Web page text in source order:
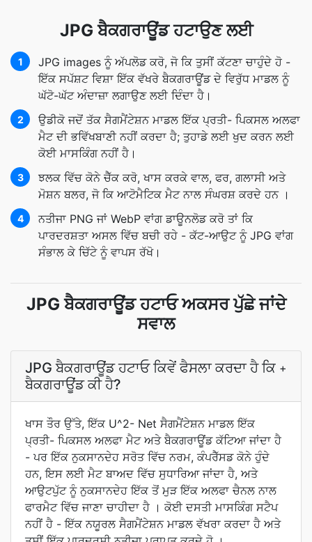
JPG ਬੈਕਗਰਾਊਂਡ ਹਟਾਉਣ ਲਈ
1
JPG images ਨੂੰ ਅੱਪਲੋਡ ਕਰੋ, ਜੋ ਕਿ ਤੁਸੀਂ ਕੱਟਣਾ ਚਾਹੁੰਦੇ ਹੋ -
ਇੱਕ ਸਪੱਸ਼ਟ ਵਿਸ਼ਾ ਇੱਕ ਵੱਖਰੇ ਬੈਕਗਰਾਊਂਡ ਦੇ ਵਿਰੁੱਧ ਮਾਡਲ ਨੂੰ
ਘੱਟੋ-ਘੱਟ ਅੰਦਾਜ਼ਾ ਲਗਾਉਣ ਲਈ ਦਿੰਦਾ ਹੈ।
2
ਉਡੀਕੋ ਜਦੋਂ ਤੱਕ ਸੈਗਮੈਂਟੇਸ਼ਨ ਮਾਡਲ ਇੱਕ ਪ੍ਰਤੀ- ਪਿਕਸਲ ਅਲਫਾ
ਮੈਟ ਦੀ ਭਵਿੱਖਬਾਣੀ ਨਹੀਂ ਕਰਦਾ ਹੈ; ਤੁਹਾਡੇ ਲਈ ਖੁਦ ਕਰਨ ਲਈ
ਕੋਈ ਮਾਸਕਿੰਗ ਨਹੀਂ ਹੈ।
3
ਝਲਕ ਵਿੱਚ ਕੋਨੇ ਚੈੱਕ ਕਰੋ, ਖਾਸ ਕਰਕੇ ਵਾਲ, ਫਰ, ਗਲਾਸੀ ਅਤੇ
ਮੋਸ਼ਨ ਬਲਰ, ਜੋ ਕਿ ਆਟੋਮੈਟਿਕ ਮੈਟ ਨਾਲ ਸੰਘਰਸ਼ ਕਰਦੇ ਹਨ ।
4
ਨਤੀਜਾ PNG ਜਾਂ WebP ਵਾਂਗ ਡਾਊਨਲੋਡ ਕਰੋ ਤਾਂ ਕਿ
ਪਾਰਦਰਸ਼ਤਾ ਅਸਲ ਵਿੱਚ ਬਚੀ ਰਹੇ - ਕੱਟ-ਆਉਟ ਨੂੰ JPG ਵਾਂਗ
ਸੰਭਾਲ ਕੇ ਚਿੱਟੇ ਨੂੰ ਵਾਪਸ ਰੱਖੋ।
JPG ਬੈਕਗਰਾਊਂਡ ਹਟਾਓ ਅਕਸਰ ਪੁੱਛੇ ਜਾਂਦੇ
ਸਵਾਲ
JPG ਬੈਕਗਰਾਊਂਡ ਹਟਾਓ ਕਿਵੇਂ ਫੈਸਲਾ ਕਰਦਾ ਹੈ ਕਿ
ਬੈਕਗਰਾਊਂਡ ਕੀ ਹੈ?
+
ਖਾਸ ਤੌਰ ਉੱਤੇ, ਇੱਕ U^2- Net ਸੈਗਮੈਂਟੇਸ਼ਨ ਮਾਡਲ ਇੱਕ
ਪ੍ਰਤੀ- ਪਿਕਸਲ ਅਲਫਾ ਮੈਟ ਅਤੇ ਬੈਕਗਰਾਊਂਡ ਕੱਟਿਆ ਜਾਂਦਾ ਹੈ
- ਪਰ ਇੱਕ ਨੁਕਸਾਨਦੇਹ ਸਰੋਤ ਵਿੱਚ ਨਰਮ, ਕੰਪਰੈੱਸਡ ਕੋਨੇ ਹੁੰਦੇ
ਹਨ, ਇਸ ਲਈ ਮੈਟ ਬਾਅਦ ਵਿੱਚ ਸੁਧਾਰਿਆ ਜਾਂਦਾ ਹੈ, ਅਤੇ
ਆਉਟਪੁੱਟ ਨੂੰ ਨੁਕਸਾਨਦੇਹ ਇੱਕ ਤੋਂ ਮੁੜ ਇੱਕ ਅਲਫਾ ਚੈਨਲ ਨਾਲ
ਫਾਰਮੈਟ ਵਿੱਚ ਜਾਣਾ ਚਾਹੀਦਾ ਹੈ । ਕੋਈ ਦਸਤੀ ਮਾਸਕਿੰਗ ਸਟੈਪ
ਨਹੀਂ ਹੈ - ਇੱਕ ਨਯੂਰਲ ਸੈਗਮੈਂਟੇਸ਼ਨ ਮਾਡਲ ਵੱਖਰਾ ਕਰਦਾ ਹੈ ਅਤੇ